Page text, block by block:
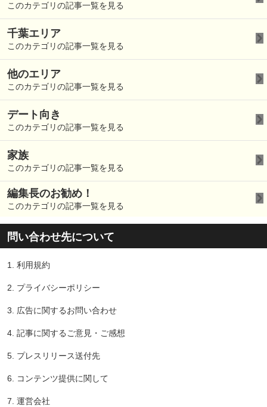
このカテゴリの記事一覧を見る
千葉エリア
このカテゴリの記事一覧を見る
他のエリア
このカテゴリの記事一覧を見る
デート向き
このカテゴリの記事一覧を見る
家族
このカテゴリの記事一覧を見る
編集長のお勧め！
このカテゴリの記事一覧を見る
問い合わせ先について
1. 利用規約
2. プライバシーポリシー
3. 広告に関するお問い合わせ
4. 記事に関するご意見・ご感想
5. プレスリリース送付先
6. コンテンツ提供に関して
7. 運営会社